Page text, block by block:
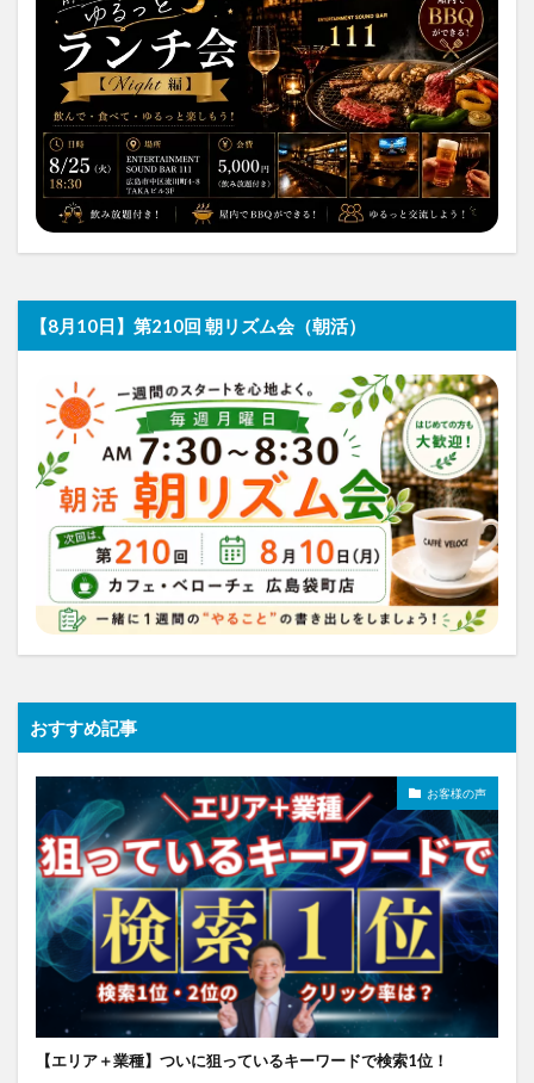
【8月10日】第210回 朝リズム会（朝活）
おすすめ記事
お客様の声
【エリア＋業種】ついに狙っているキーワードで検索1位！